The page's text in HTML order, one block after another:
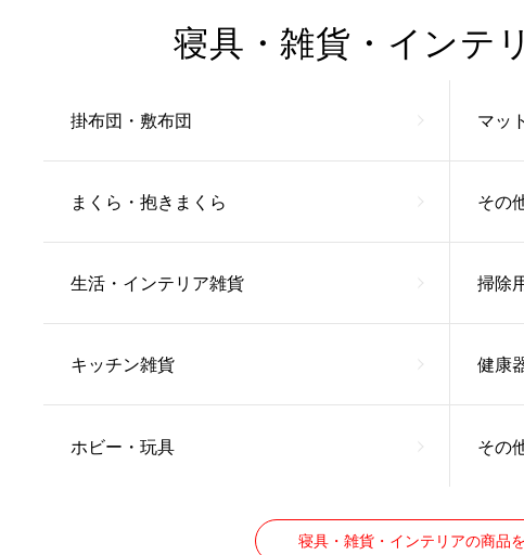
寝具・雑貨・インテ
掛布団・敷布団 マッ
まくら・抱きまくら その
生活・インテリア雑貨 掃除
キッチン雑貨 健康
ホビー・玩具 その
寝具・雑貨・インテリアの商品